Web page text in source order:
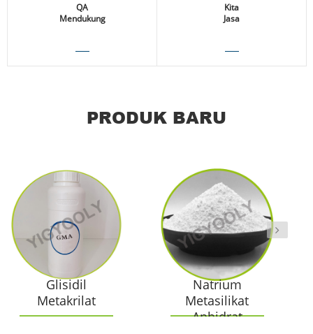
Melihat rincian
QA
Mendukung
Melihat rincian
Kita
Jasa
Melihat rincian
PRODUK BARU
Glisidil
Metakrilat
Natrium
Metasilikat
Anhidrat